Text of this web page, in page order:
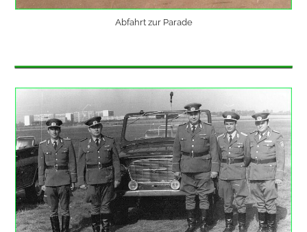
Abfahrt zur Parade